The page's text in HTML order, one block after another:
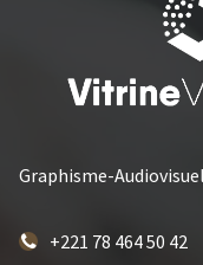
Graphisme-
+221 78 464 50 42